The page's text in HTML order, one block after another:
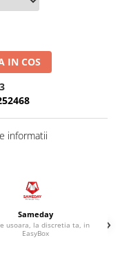
IN COS
informatii
Sameday
usoara, la discretia ta, in
EasyBox